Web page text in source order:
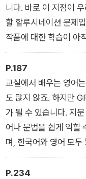
니다. 바로 이 지점이
할 할루시네이션 문제
작품에 대한 학습이 아
럴듯한 문장’으로 만
의 답변은 항상 ‘정답’
아들여야 합니다. 그리
을 한 번 더 확인하는
문학: 낯선 작품도 부
P.187
교실에서 배우는 영어
도 많지 않죠. 하지만
가 될 수 있습니다. 지
어나 문법을 쉽게 익힐
며, 한국어와 영어 모두
연습에도 도움을 줄 테
말하기: 음성 모드로 한
P.234